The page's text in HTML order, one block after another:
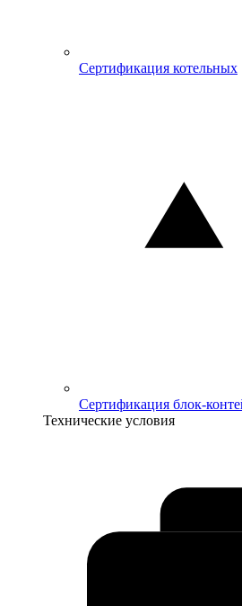
Сертификация котельных
Сертификация блок-
Технические условия